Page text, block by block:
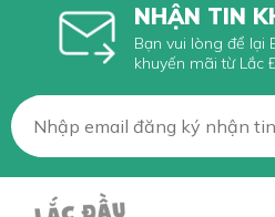
NHẬN TIN
Bạn vui lòng để lại
khuyến mãi từ Lắc